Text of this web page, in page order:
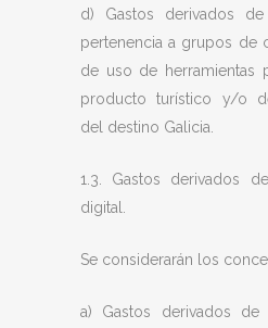
d) Gastos derivados
pertenencia a grupos de
de uso de herramientas
producto turístico y/o
del destino Galicia.
1.3. Gastos derivados
digital.
Se considerarán los
a) Gastos derivados